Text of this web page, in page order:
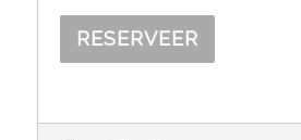
RESERVEER